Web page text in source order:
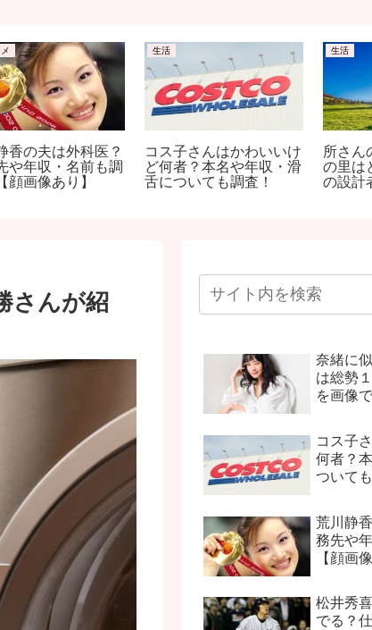
香の夫は外科医？
や年収・名前も調
顔画像あり】
生活
コス子さんはかわいいけ
ど何者？本名や年収・滑
舌についても調査！
生活
所さん
の里は
の設計
さんが紹
奈緒に
は総勢
を画像
コス子
何者？
ついて
荒川静
務先や
【顔画
松井秀
でる？